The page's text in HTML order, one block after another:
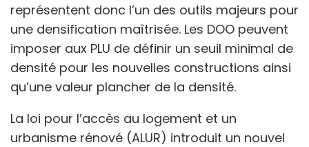
représentent donc l’un des outils majeurs pour
une densification maîtrisée. Les DOO peuvent
imposer aux PLU de définir un seuil minimal de
densité pour les nouvelles constructions ainsi
qu’une valeur plancher de la densité.
La loi pour l’accès au logement et un
urbanisme rénové (ALUR) introduit un nouvel